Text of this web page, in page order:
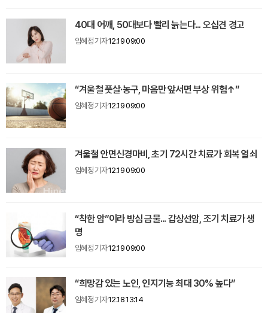
40대 어깨, 50대보다 빨리 늙는다... 오십견 경고
임혜정 기자12.19 09:00
“겨울철 풋살·농구, 마음만 앞서면 부상 위험↑”
임혜정 기자12.19 09:00
겨울철 안면신경마비, 초기 72시간 치료가 회복 열쇠
임혜정 기자12.19 09:00
“착한 암”이라 방심 금물... 갑상선암, 조기 치료가 생
명
임혜정 기자12.19 09:00
“희망감 있는 노인, 인지기능 최대 30% 높다”
임혜정 기자12.18 13:14